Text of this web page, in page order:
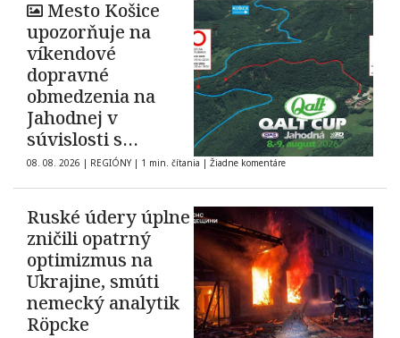
Mesto Košice
upozorňuje na
víkendové
dopravné
obmedzenia na
Jahodnej v
súvislosti s
automobilovými
pretekmi
08. 08. 2026 | REGIÓNY | 1 min. čítania | Žiadne komentáre
Ruské údery úplne
zničili opatrný
optimizmus na
Ukrajine, smúti
nemecký analytik
Röpcke